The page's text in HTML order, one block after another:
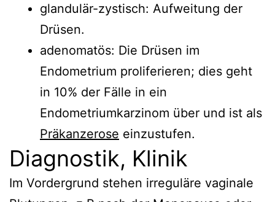
glandulär-zystisch: Aufweitung der
Drüsen.
adenomatös: Die Drüsen im
Endometrium proliferieren; dies geht
in 10% der Fälle in ein
Endometriumkarzinom über und ist als
Präkanzerose einzustufen.
Diagnostik, Klinik
Im Vordergrund stehen irreguläre vaginale